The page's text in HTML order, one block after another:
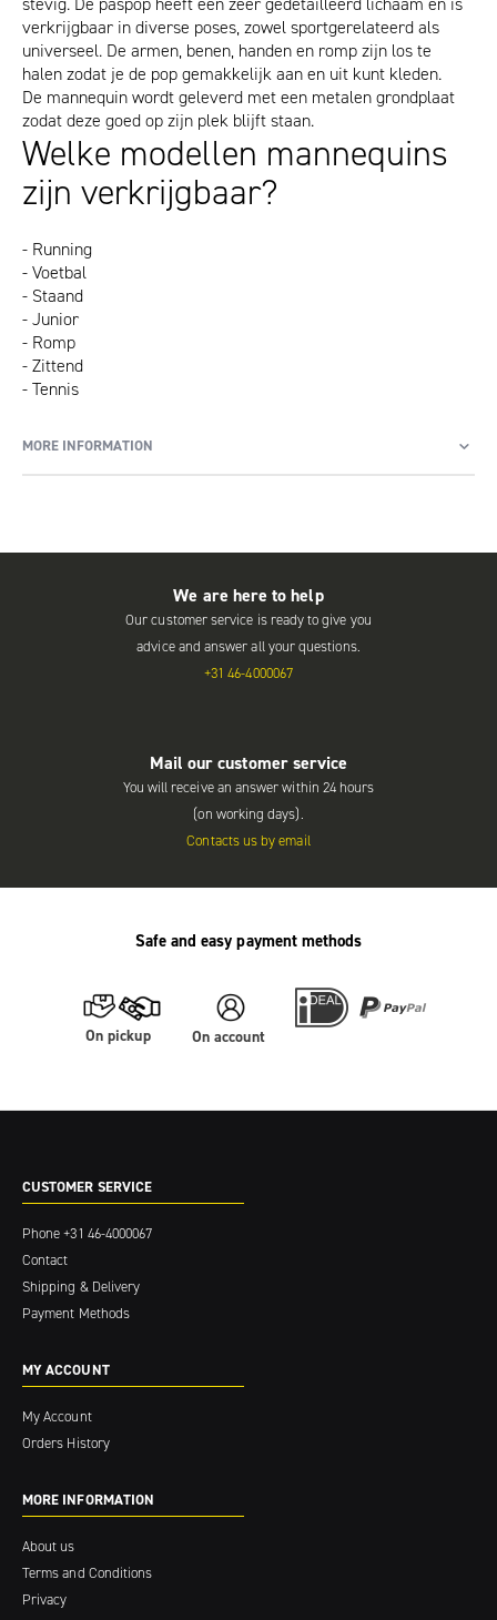
verkrijgbaar in diverse poses, zowel sportgerelateerd als
universeel. De armen, benen, handen en romp zijn los te
halen zodat je de pop gemakkelijk aan en uit kunt kleden.
De mannequin wordt geleverd met een metalen grondplaat
zodat deze goed op zijn plek blijft staan.
Welke modellen mannequins
zijn verkrijgbaar?
- Running
- Voetbal
- Staand
- Junior
- Romp
- Zittend
- Tennis
MORE INFORMATION
We are here to help
Our customer service is ready to give you
advice and answer all your questions.
+31 46-4000067
Mail our customer service
You will receive an answer within 24 hours
(on working days).
Contacts us by email
Safe and easy payment methods
On pickup On account
CUSTOMER SERVICE
Phone+31 46-4000067
Contact
Shipping & Delivery
Payment Methods
MY ACCOUNT
My Account
Orders History
MORE INFORMATION
About us
Terms and Conditions
Privacy